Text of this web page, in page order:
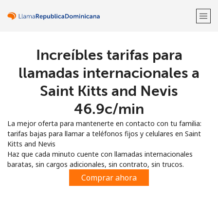
¡Bienvenido!
Regístrate con
o
Increíbles tarifas para
llamadas internacionales a
Saint Kitts and Nevis
⁦46.9c⁩/min
La mejor oferta para mantenerte en contacto con tu familia:
tarifas bajas para llamar a teléfonos fijos y celulares en Saint
Kitts and Nevis
Haz que cada minuto cuente con llamadas internacionales
baratas, sin cargos adicionales, sin contrato, sin trucos.
Comprar ahora